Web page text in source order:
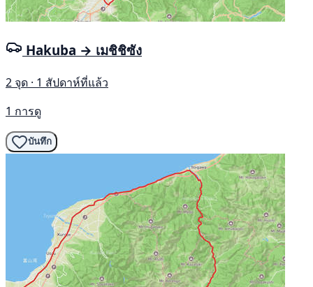
Hakuba → เมชิชิซัง
2 จุด · 1 สัปดาห์ที่แล้ว
1 การดู
บันทึก